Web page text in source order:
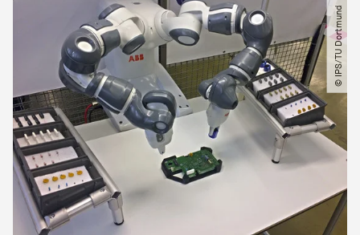
© IPS​/​TU Dortmund